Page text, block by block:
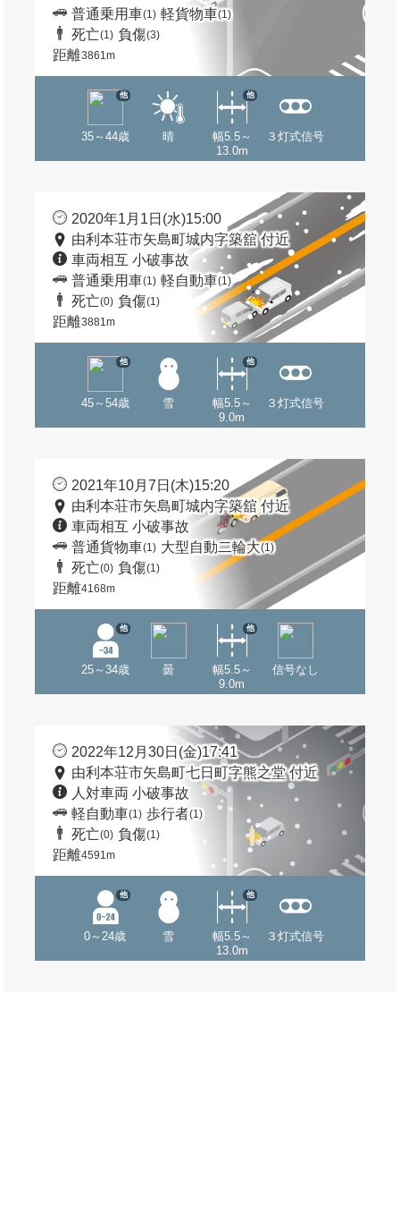
普通乗用車(1) 軽貨物車(1)
死亡(1) 負傷(3)
距離3861m
35～44歳
他
晴
幅5.5～
13.0m
他
３灯式信号
2020年1月1日(水)15:00
由利本荘市矢島町城内字築舘 付近
車両相互 小破事故
普通乗用車(1) 軽自動車(1)
死亡(0) 負傷(1)
距離3881m
45～54歳
他
雪
幅5.5～
9.0m
他
３灯式信号
2021年10月7日(木)15:20
由利本荘市矢島町城内字築舘 付近
車両相互 小破事故
普通貨物車(1) 大型自動二輪大(1)
死亡(0) 負傷(1)
距離4168m
25～34歳
他
曇
幅5.5～
9.0m
他
信号なし
2022年12月30日(金)17:41
由利本荘市矢島町七日町字熊之堂 付近
人対車両 小破事故
軽自動車(1) 歩行者(1)
死亡(0) 負傷(1)
距離4591m
0～24歳
他
雪
幅5.5～
13.0m
他
３灯式信号